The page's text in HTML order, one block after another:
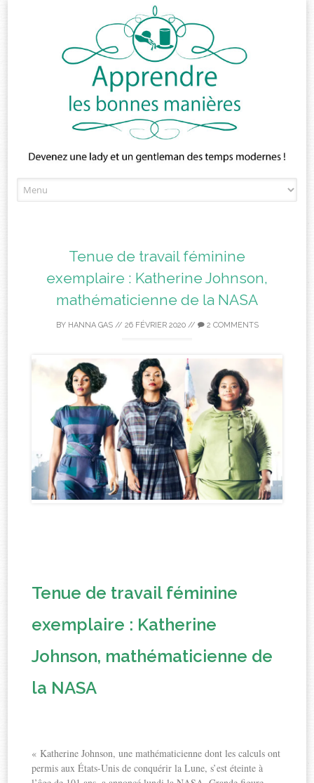
to
Tenue de travail féminine
exemplaire : Katherine Johnson,
mathématicienne de la NASA
BY HANNA GAS// 26 FÉVRIER 2020// 2 COMMENTS
Tenue de travail féminine
exemplaire : Katherine
Johnson, mathématicienne de
la NASA
« Katherine Johnson, une mathématicienne dont les calculs ont
permis aux États-Unis de conquérir la Lune, s’est éteinte à